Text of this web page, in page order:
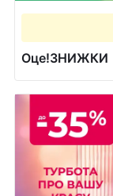
Оце!ЗНИЖКИ